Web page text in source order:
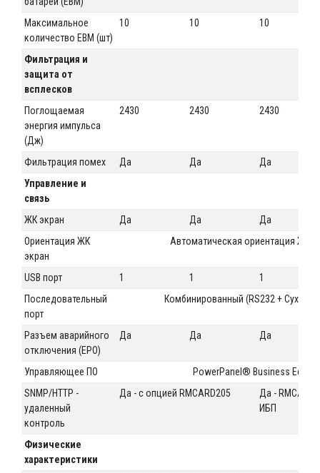
Максимальное
количество EBM (шт)
10 10 10
Фильтрация и
защита от
всплесков
Поглощаемая
энергия импульса
(Дж)
2430 2430 2430
Фильтрация помех Да Да
Да
Управление и
связь
ЖК экран
Да Да
Да
Ориентация ЖК
экран
Автоматическая ориентация ЖК-
USB порт 1 1
1
Последовательный
порт
Комбинированный (RS232 + Сухой
Разъем аварийного
отключения (EPO)
Да Да Да
Управляющее ПО
PowerPanel® Business Edition
SNMP/HTTP -
удаленный
контроль
Да - с опцией RMCARD205
Да -
ИБП
Физические
характеристики